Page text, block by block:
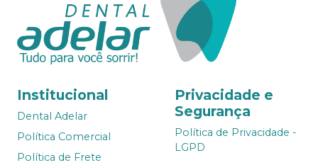
Institucional
Dental Adelar
Política Comercial
Política de Frete
Privacidade e
Segurança
Política de Privacidade -
LGPD